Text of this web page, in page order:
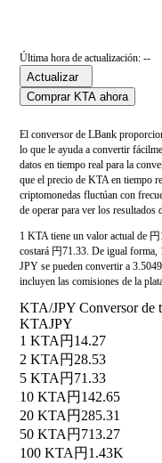
Última hora de actualización: --
Actualizar
Comprar KTA ahora
El conversor de LBank
lo que le ayuda a convertir
datos en tiempo real para la
que el precio de KTA en tiempo
criptomonedas fluctúan con
de operar para ver los resultados
1 KTA tiene un valor actual de
costará 円71.33. De igual
JPY se pueden convertir a
incluyen las comisiones de la
KTA/JPY Conversor de
KTAJPY
1 KTA円14.27
2 KTA円28.53
5 KTA円71.33
10 KTA円142.65
20 KTA円285.31
50 KTA円713.27
100 KTA円1.43K